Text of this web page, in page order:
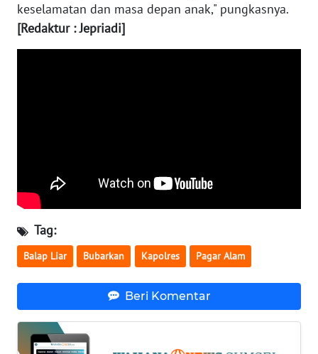
keselamatan dan masa depan anak," pungkasnya.
[Redaktur : Jepriadi]
Tag:
Balap Liar Bubarkan Kapolres Pagar Alam
Beri Komentar
WN
JATENG
JATIM
WN
BALI
KALTENG